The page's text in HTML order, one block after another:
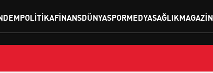
POLITIKAFINANSDÜNYASPORMEDYASAĞLIKMAGAZIN